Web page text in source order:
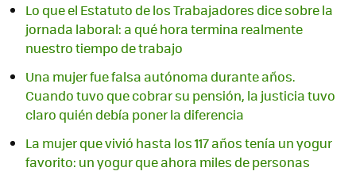
Lo que el Estatuto de los Trabajadores dice sobre la
jornada laboral: a qué hora termina realmente
nuestro tiempo de trabajo
Una mujer fue falsa autónoma durante años.
Cuando tuvo que cobrar su pensión, la justicia tuvo
claro quién debía poner la diferencia
La mujer que vivió hasta los 117 años tenía un yogur
favorito: un yogur que ahora miles de personas